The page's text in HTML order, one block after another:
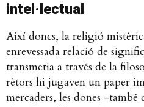
intel·lectual
Així doncs, la religió
enrevessada relació de
transmetia a través de la
rètors hi jugaven un paper
mercaders, les dones -també